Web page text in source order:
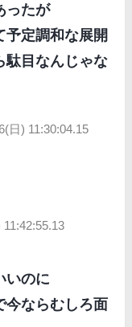
ったが
予定調和な展開
駄目なんじゃな
日) 11:30:04.15
11:42:55.13
いのに
今ならむしろ面